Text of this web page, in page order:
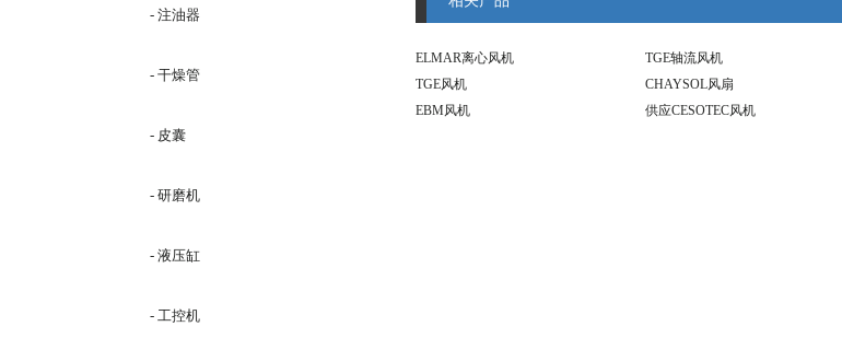
- 注油器
- 干燥管
- 皮囊
- 研磨机
- 液压缸
- 工控机
ELMAR离心风机 TGE轴流风机
TGE风机
CHAYSOL风扇
EBM风机
供应CESOTEC风机